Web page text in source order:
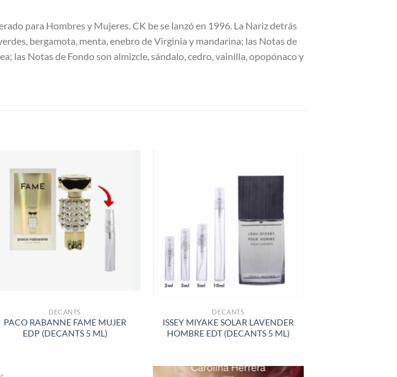
para Hombres y Mujeres. CK be se lanzó en 1996. La Nariz detrás
bergamota, menta, enebro de Virginia y mandarina; las Notas de
las Notas de Fondo son almizcle, sándalo, cedro, vainilla, opopónaco y
AÑADIR
A LA
LISTA
DESEOS
DECANTS
PACO RABANNE FAME MUJER
EDP (DECANTS 5 ML)
DESEOS
DECANTS
ISSEY MIYAKE SOLAR LAVENDER
HOMBRE EDT (DECANTS 5 ML)